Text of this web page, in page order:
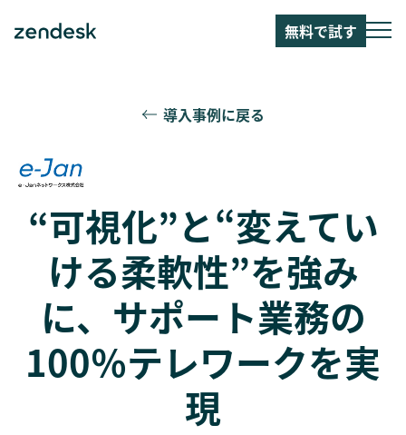
無料で試す
導入事例に戻る
“可視化”と“変えてい
ける柔軟性”を強み
に、サポート業務の
100％テレワークを実
現